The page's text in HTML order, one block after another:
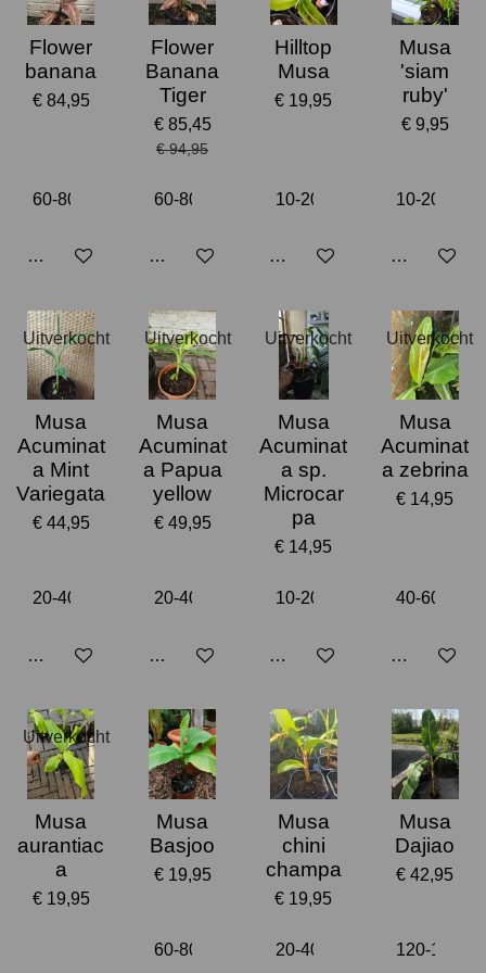
Flower
banana
€ 84,95
Houd mij op de hoogte
Flower
Banana
Tiger
€ 85,45
€ 94,95
Houd mij op de hoogte
Hilltop
Musa
€ 19,95
Houd mij op de hoogte
Musa
'siam
ruby'
€ 9,95
Houd mij
Uitverkocht
Musa
Acuminat
a Mint
Variegata
€ 44,95
Houd mij op de hoogte
Uitverkocht
Musa
Acuminat
a Papua
yellow
€ 49,95
Houd mij op de hoogte
Uitverkocht
Musa
Acuminat
a sp.
Microcar
pa
€ 14,95
Houd mij op de hoogte
Uitverkocht
Musa
Acuminat
a zebrina
€ 14,95
Houd mij
Uitverkocht
Musa
aurantiac
a
€ 19,95
Musa
Basjoo
€ 19,95
Musa
chini
champa
€ 19,95
Musa
Dajiao
€ 42,95